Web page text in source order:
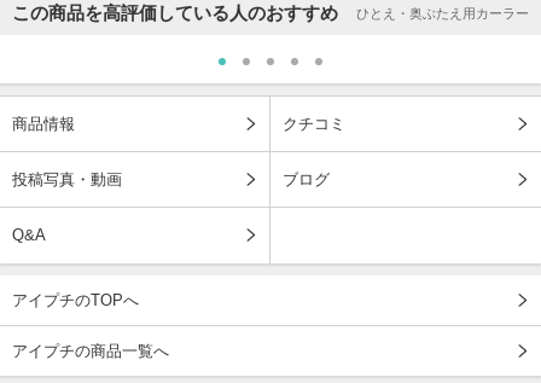
この商品を高評価している人のおすすめ ひとえ・奥ぶたえ用カーラー
商品情報 クチコミ
投稿写真・動画 ブログ
Q&A
アイプチのTOPへ
アイプチの商品一覧へ